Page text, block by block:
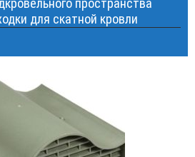
пространства
для скатной кровли